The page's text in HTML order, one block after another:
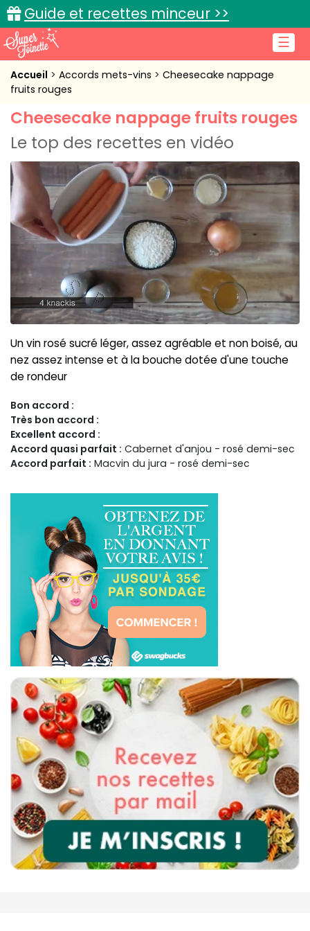
☰
Guide et recettes minceur >>
Accueil
Cuisine pratique
L'actu cuisine
Connexion
Accueil Accords mets-vins
Cheesecake nappage
fruits rouges
Cheesecake nappage fruits rouges
Le top des recettes en vidéo
Un vin rosé sucré léger, assez agréable et non boisé, au
nez assez intense et à la bouche dotée d'une touche
de rondeur
Bon accord :
Très bon accord :
Excellent accord :
Accord quasi parfait : Cabernet d'anjou - rosé demi-sec
Accord parfait : Macvin du jura - rosé demi-sec